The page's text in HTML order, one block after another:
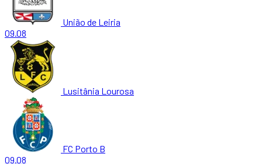
União de Leiria
09.08
Lusitânia Lourosa
FC Porto B
09.08